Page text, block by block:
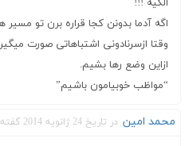
اگه آدما بدونن کجا قراره برن تو
وقتا ازسرنادونی اشتباهاتی صورت
ازاین وضع رها بشیم.
“مواظب خوبیامون باشیم”
محمد امین در تاریخ 24 ژانویه 2014 گفته :